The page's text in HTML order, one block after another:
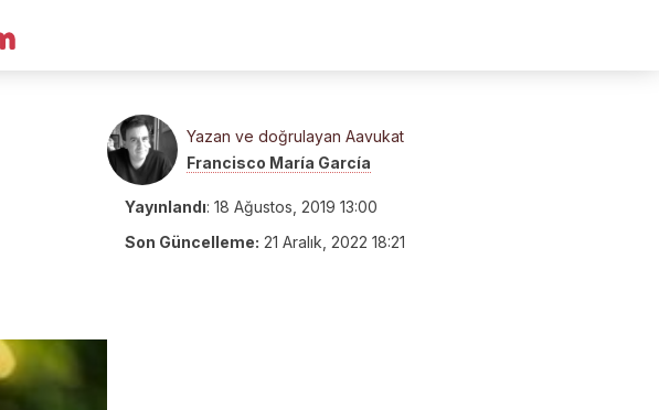
Yazan ve doğrulayan Aavukat
Francisco María García
Yayınlandı: 18 Ağustos, 2019 13:00
Son Güncelleme: 21 Aralık, 2022 18:21